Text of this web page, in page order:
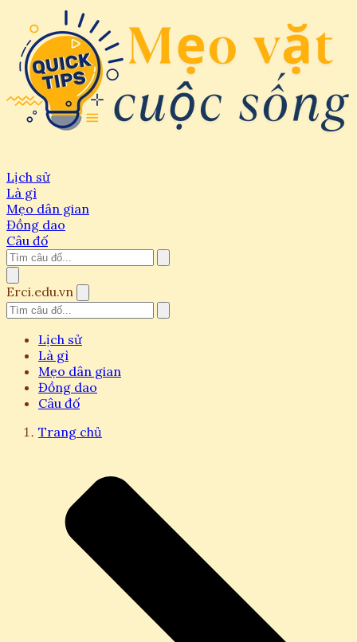
Lịch sử
Là gì
Mẹo dân gian
Đồng dao
Câu đố
Erci.edu.vn
Lịch sử
Là gì
Mẹo dân gian
Đồng dao
Câu đố
Trang chủ